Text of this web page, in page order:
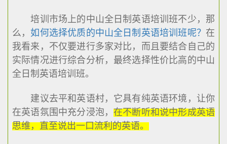
培训市场上的中山全日制英语培训班不少，那
么，如何选择优质的中山全日制英语培训班呢？ 在
我看来，不仅要进行多家对比，而且要结合自己的
实际情况进行综合分析，最终选择性价比高的中山
全日制英语培训班。
建议去平和英语村，它具有纯英语环境，让你
在英语氛围中充分浸泡，在不断听和说中形成英语
思维，直至说出一口流利的英语。